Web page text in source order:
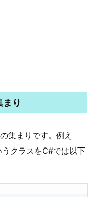
り
集まりです。例え
クラスをC#では以下